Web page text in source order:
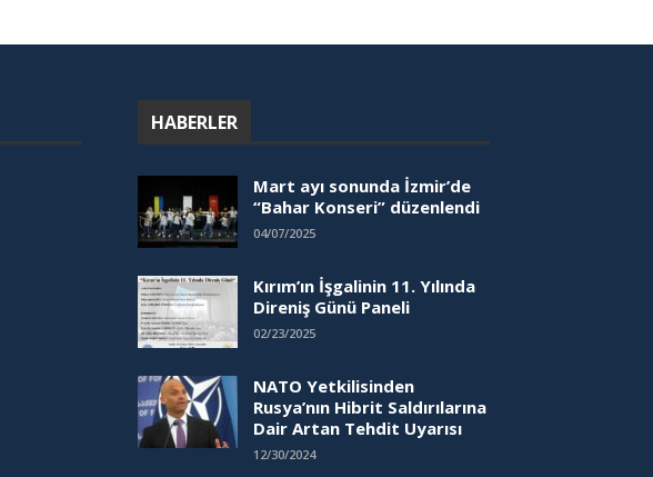
HABERLER
Mart ayı sonunda İzmir’de
“Bahar Konseri” düzenlendi
04/07/2025
Kırım’ın İşgalinin 11. Yılında
Direniş Günü Paneli
02/23/2025
NATO Yetkilisinden
Rusya’nın Hibrit Saldırılarına
Dair Artan Tehdit Uyarısı
12/30/2024